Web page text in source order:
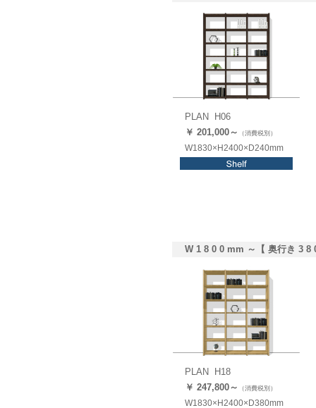
PLAN H06
￥ 201,000～ （消費税別）
W1830×H2400×D240mm
W 1 8 0 0 mm ～【 奥行き 3 8
PLAN H18
￥ 247,800～ （消費税別）
W1830×H2400×D380mm